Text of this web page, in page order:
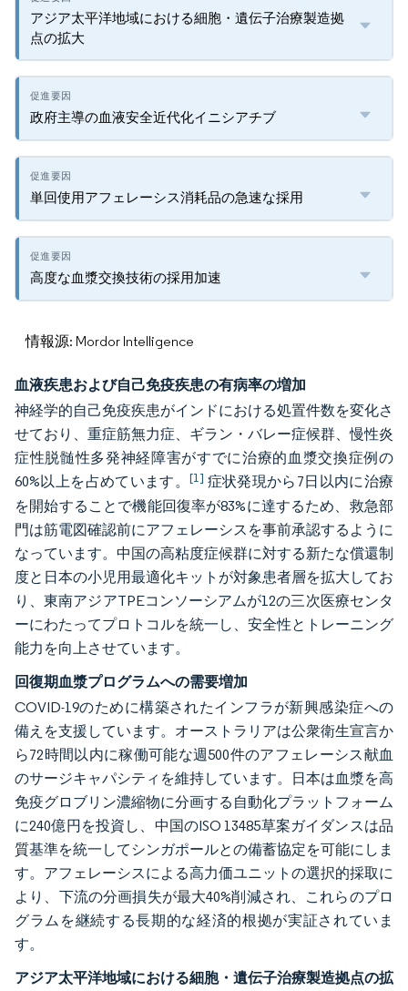
アジア太平洋地域における細胞・遺伝子治療製造拠
点の拡大
政府主導の血液安全近代化イニシアチブ
単回使用アフェレーシス消耗品の急速な採用
高度な血漿交換技術の採用加速
情報源: Mordor Intelligence
血液疾患および自己免疫疾患の有病率の増加
神経学的自己免疫疾患がインドにおける処置件数を変化さ
せており、重症筋無力症、ギラン・バレー症候群、慢性炎
症性脱髄性多発神経障害がすでに治療的血漿交換症例の
60%以上を占めています。[1] 症状発現から7日以内に治療
を開始することで機能回復率が83%に達するため、救急部
門は筋電図確認前にアフェレーシスを事前承認するように
なっています。中国の高粘度症候群に対する新たな償還制
度と日本の小児用最適化キットが対象患者層を拡大してお
り、東南アジアTPEコンソーシアムが12の三次医療センタ
ーにわたってプロトコルを統一し、安全性とトレーニング
能力を向上させています。
回復期血漿プログラムへの需要増加
COVID-19のために構築されたインフラが新興感染症への
備えを支援しています。オーストラリアは公衆衛生宣言か
ら72時間以内に稼働可能な週500件のアフェレーシス献血
のサージキャパシティを維持しています。日本は血漿を高
免疫グロブリン濃縮物に分画する自動化プラットフォーム
に240億円を投資し、中国のISO 13485草案ガイダンスは品
質基準を統一してシンガポールとの備蓄協定を可能にしま
す。アフェレーシスによる高力価ユニットの選択的採取に
より、下流の分画損失が最大40%削減され、これらのプロ
グラムを継続する長期的な経済的根拠が実証されていま
す。
アジア太平洋地域における細胞・遺伝子治療製造拠点の拡